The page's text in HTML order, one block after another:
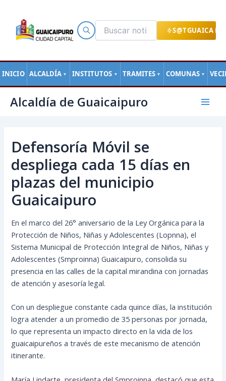
S@TGUAICA
INICIO ALCALDÍA ▼ INSTITUTOS ▼ TRAMITES ▼ COMUNAS ▼
contenido
Alcaldía de Guaicaipuro
Main
Defensoría Móvil se
despliega cada 15 días en
plazas del municipio
Guaicaipuro
En el marco del 26° aniversario de la Ley Orgánica para la
Protección de Niños, Niñas y Adolescentes (Lopnna), el
Sistema Municipal de Protección Integral de Niños, Niñas y
Adolescentes (Smproinna) Guaicaipuro, consolida su
presencia en las calles de la capital mirandina con jornadas
de atención y asesoría legal.
Con un despliegue constante cada quince días, la institución
logra atender a un promedio de 35 personas por jornada,
lo que representa un impacto directo en la vida de los
guaicaipureños a través de este mecanismo de atención
itinerante.
de